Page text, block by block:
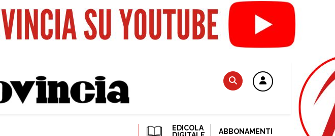
EDICOLA
ABBONAMENTI